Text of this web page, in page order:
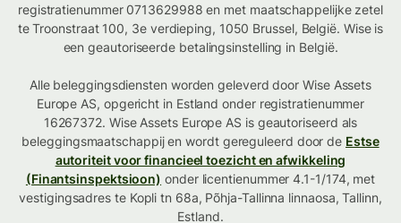
registratienummer 0713629988 en met maatschappelijke zetel
te Troonstraat 100, 3e verdieping, 1050 Brussel, België. Wise is
een geautoriseerde betalingsinstelling in België.
Alle beleggingsdiensten worden geleverd door Wise Assets
Europe AS, opgericht in Estland onder registratienummer
16267372. Wise Assets Europe AS is geautoriseerd als
beleggingsmaatschappij en wordt gereguleerd door de Estse
autoriteit voor financieel toezicht en afwikkeling
(Finantsinspektsioon) onder licentienummer 4.1-1/174, met
vestigingsadres te Kopli tn 68a, Põhja-Tallinna linnaosa, Tallinn,
Estland.